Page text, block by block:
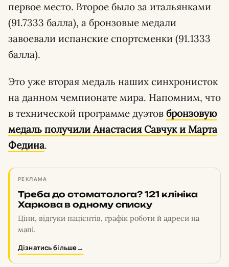
первое место. Второе было за итальянками
(91.7333 балла), а бронзовые медали
завоевали испанские спортсменки (91.1333
балла).
Это уже вторая медаль наших синхронисток
на данном чемпионате мира. Напомним, что
в технической программе дуэтов бронзовую
медаль получили Анастасия Савчук и Марта
Федина.
РЕКЛАМА
Треба до стоматолога? 121 клініка
Харкова в одному списку
Ціни, відгуки пацієнтів, графік роботи й адреси на
мапі.
Дізнатись більше→